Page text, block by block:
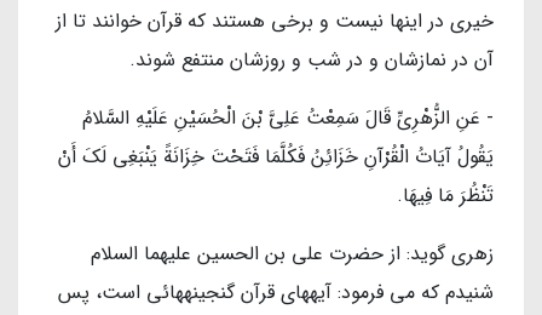
خيرى در اينها نيست و برخى هستند كه قرآن خوانند تا از
آن در نمازشان و در شب و روزشان منتفع شوند.
- عَنِ الزُّهْرِيِّ قَالَ سَمِعْتُ عَلِيَّ بْنَ الْحُسَيْنِ عَلَیْهِ السَّلامُ
يَقُولُ‏ آيَاتُ الْقُرْآنِ خَزَائِنُ فَكُلَّمَا فَتَحْتَ خِزَانَةً يَنْبَغِي لَكَ أَنْ
تَنْظُرَ مَا فِيهَا.
زهرى گويد: از حضرت على بن الحسين عليهما السلام
شنيدم كه مي فرمود: آيه‏هاى قرآن گنجينه‏هائى است، پس